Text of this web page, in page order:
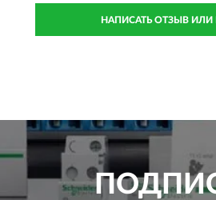
НАПИСАТЬ ОТЗЫВ